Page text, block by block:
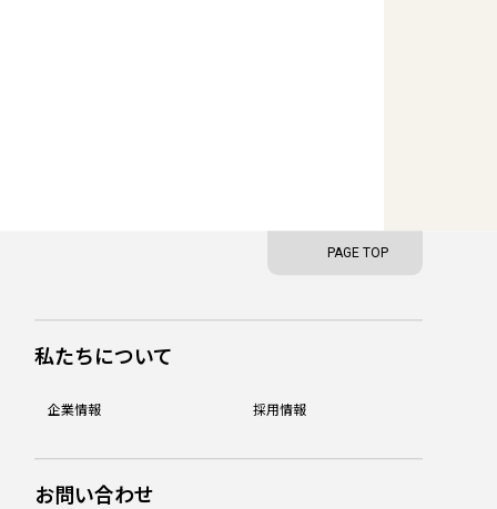
PAGE TOP
私たちについて
企業情報 採用情報
お問い合わせ